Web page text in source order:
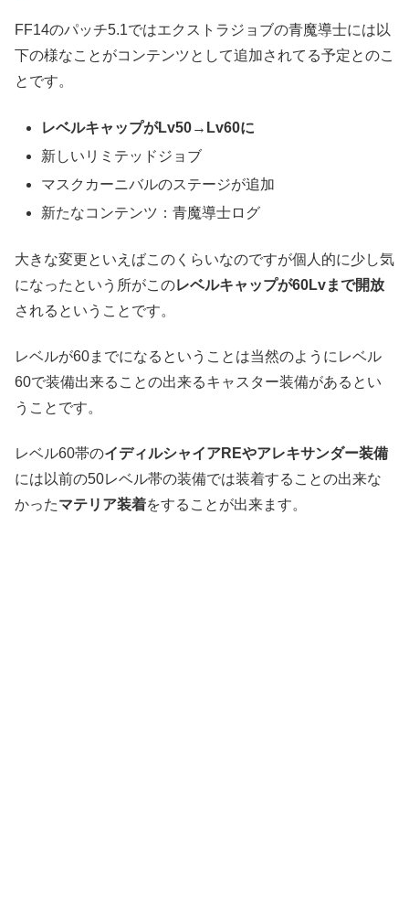
FF14のパッチ5.1ではエクストラジョブの青魔導士には以
下の様なことがコンテンツとして追加されてる予定とのこ
とです。
レベルキャップがLv50→Lv60に
新しいリミテッドジョブ
マスクカーニバルのステージが追加
新たなコンテンツ：青魔導士ログ
大きな変更といえばこのくらいなのですが個人的に少し気
になったという所がこのレベルキャップが60Lvまで開放
されるということです。
レベルが60までになるということは当然のようにレベル
60で装備出来ることの出来るキャスター装備があるとい
うことです。
レベル60帯のイディルシャイアREやアレキサンダー装備
には以前の50レベル帯の装備では装着することの出来な
かったマテリア装着をすることが出来ます。